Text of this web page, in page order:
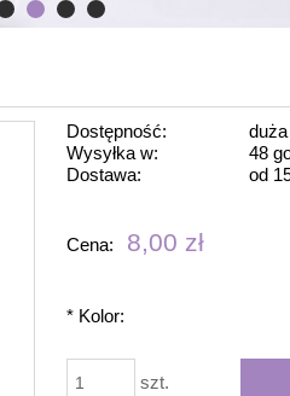
Dostępność:
Wysyłka w:
48
Dostawa:
od
Cena: 8,00 zł
*Kolor:
szt.